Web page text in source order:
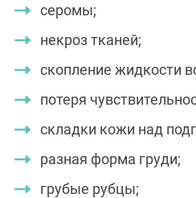
серомы;
некроз тканей;
скопление жидкости
потеря
складки кожи над
разная форма груди;
грубые рубцы;